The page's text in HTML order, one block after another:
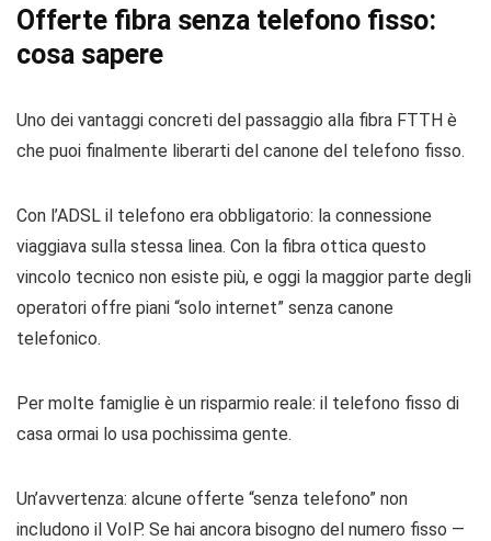
Offerte fibra senza telefono fisso:
cosa sapere
Uno dei vantaggi concreti del passaggio alla fibra FTTH è
che puoi finalmente liberarti del canone del telefono fisso.
Con l’ADSL il telefono era obbligatorio: la connessione
viaggiava sulla stessa linea. Con la fibra ottica questo
vincolo tecnico non esiste più, e oggi la maggior parte degli
operatori offre piani “solo internet” senza canone
telefonico.
Per molte famiglie è un risparmio reale: il telefono fisso di
casa ormai lo usa pochissima gente.
Un’avvertenza: alcune offerte “senza telefono” non
includono il VoIP. Se hai ancora bisogno del numero fisso —